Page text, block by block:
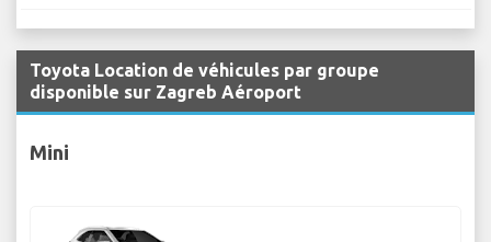
Toyota Location de véhicules par groupe
disponible sur Zagreb Aéroport
Mini